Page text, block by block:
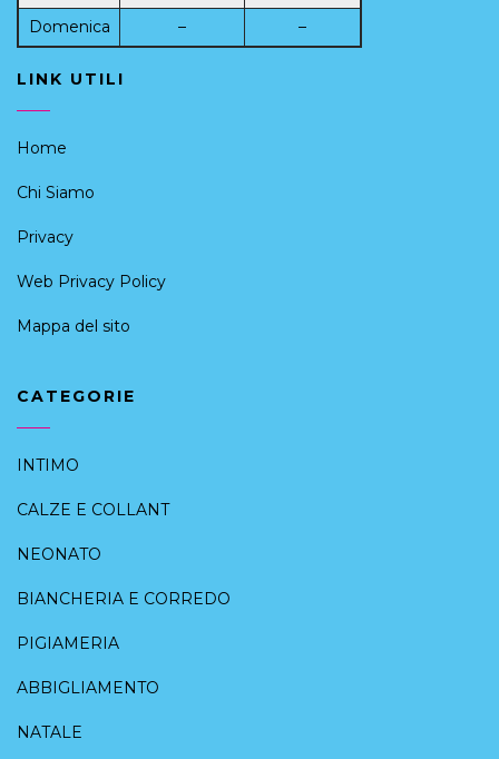
Domenica
– –
LINK UTILI
Home
Chi Siamo
Privacy
Web Privacy Policy
Mappa del sito
CATEGORIE
INTIMO
CALZE E COLLANT
NEONATO
BIANCHERIA E CORREDO
PIGIAMERIA
ABBIGLIAMENTO
NATALE